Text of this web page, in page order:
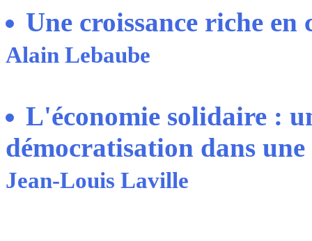
Une croissance riche en
Alain Lebaube
L'économie solidaire :
démocratisation dans
Jean-Louis Laville